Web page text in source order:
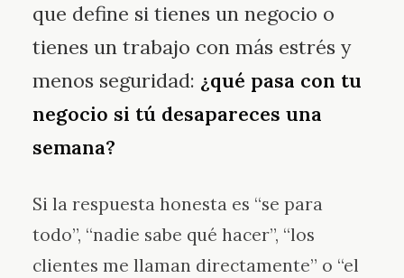
que define si tienes un negocio o
tienes un trabajo con más estrés y
menos seguridad: ¿qué pasa con tu
negocio si tú desapareces una
semana?
Si la respuesta honesta es “se para
todo”, “nadie sabe qué hacer”, “los
clientes me llaman directamente” o “el